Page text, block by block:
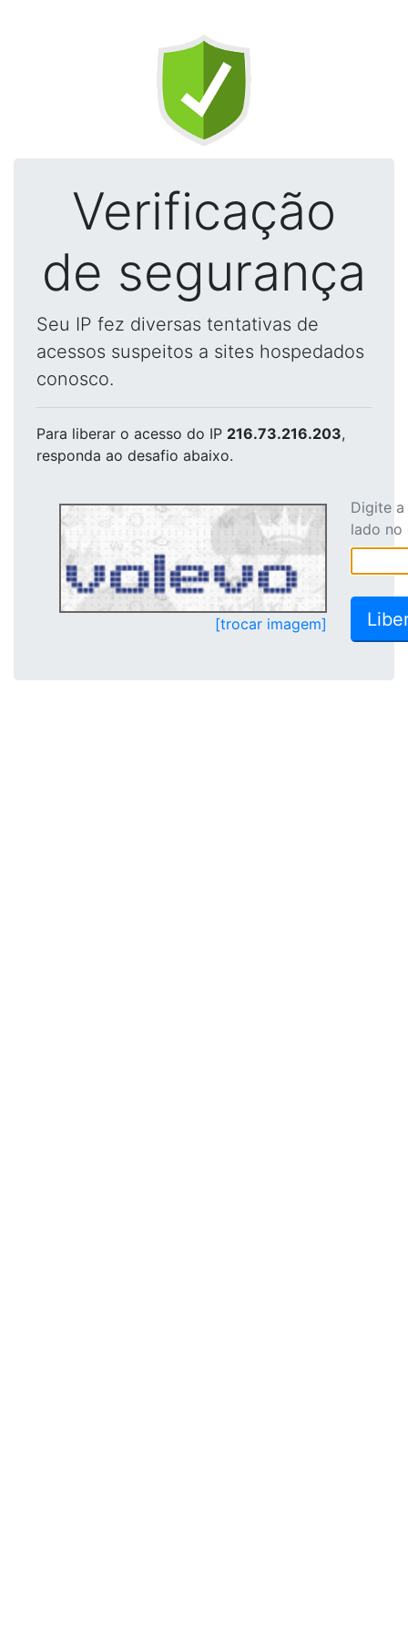
Verificação
de segurança
Seu IP fez diversas tentativas de
acessos suspeitos a sites hospedados
conosco.
Para liberar o acesso do IP 216.73.216.203,
responda ao desafio abaixo.
[trocar imagem]
Digite
lado no